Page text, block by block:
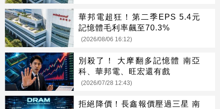
華邦電超狂！第二季EPS 5.4元
記憶體毛利率飆至70.3%
(2026/08/06 16:12)
別殺了！ 大摩翻多記憶體 南亞
科、華邦電、旺宏還有戲
(2026/07/28 12:43)
拒絕降價！長鑫報價壓過三星 南